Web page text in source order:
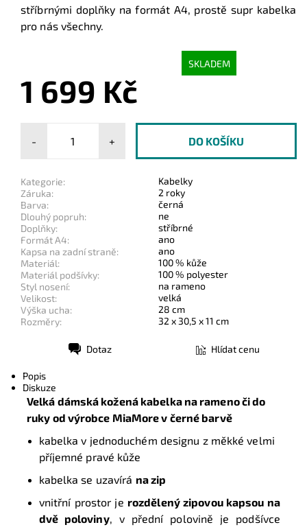
stříbrnými doplňky na formát A4, prostě supr kabelka
pro nás všechny.
SKLADEM
1 699 Kč
- +
Kategorie:
Kabelky
Záruka:
2 roky
Barva:
černá
Dlouhý popruh:
ne
Doplňky:
stříbrné
Formát A4:
ano
Kapsa na zadní straně:
ano
Materiál:
100 % kůže
Materiál podšívky:
100 % polyester
Styl nosení:
na rameno
Velikost:
velká
Výška ucha:
28 cm
Rozměry:
32 x 30,5 x 11 cm
Dotaz Hlídat cenu
Popis
Diskuze
Velká dámská kožená kabelka na rameno či do
ruky od výrobce MiaMore v černé barvě
kabelka v jednoduchém designu z měkké velmi
příjemné pravé kůže
kabelka se uzavírá nazip
vnitřní prostor je rozdělený zipovou kapsou na
dvě poloviny, v přední polovině je podšívce